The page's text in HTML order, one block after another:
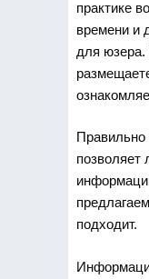
практике
времени и
для юзера.
Правильно
позволяет
подходит.